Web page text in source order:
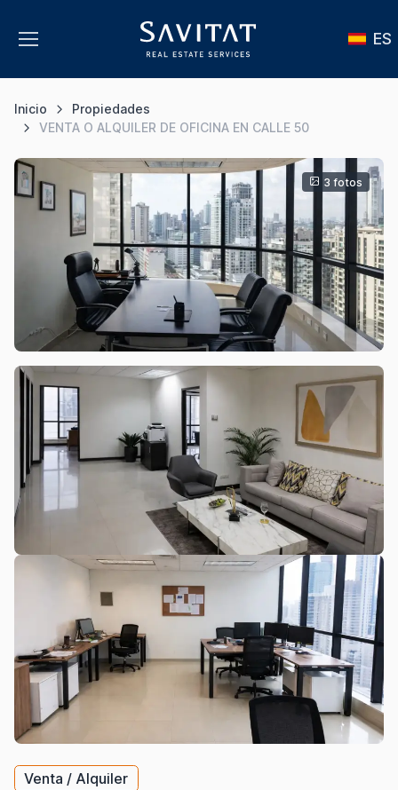
ES
Inicio
Propiedades
VENTA O ALQUILER DE OFICINA EN CALLE 50
3 fotos
Venta / Alquiler